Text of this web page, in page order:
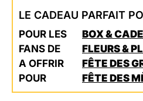
LE CADEAU PARFAIT
POUR LES
FANS DE
BOX &
FLEURS &
A OFFRIR
POUR
FÊTE DES
FÊTE DES